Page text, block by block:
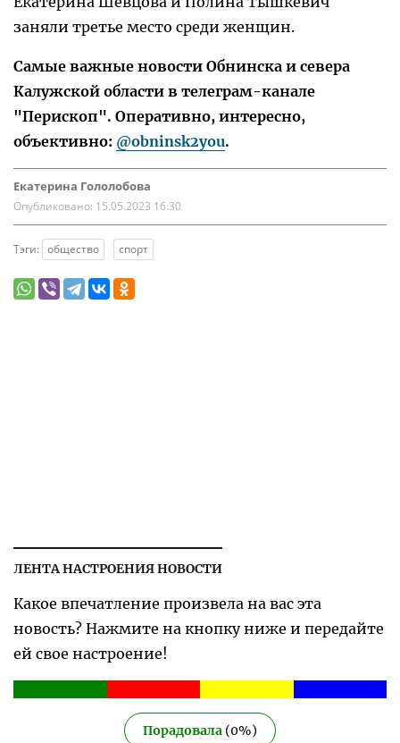
заняли третье место среди женщин.
Самые важные новости Обнинска и севера
Калужской области в телеграм-канале
"Перископ". Оперативно, интересно,
объективно: @obninsk2you.
Екатерина Гололобова
Опубликовано: 15.05.2023 16:30
Тэги: общество спорт
ЛЕНТА НАСТРОЕНИЯ НОВОСТИ
Какое впечатление произвела на вас эта
новость? Нажмите на кнопку ниже и передайте
ей свое настроение!
Порадовала (0%)